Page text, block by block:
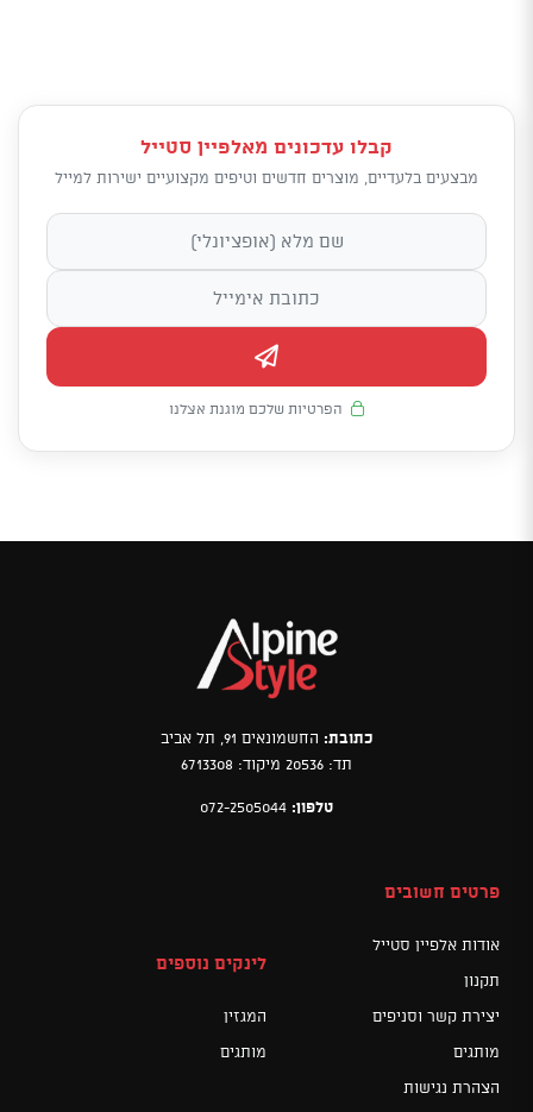
קבלו עדכונים מאלפיין סטייל
מבצעים בלעדיים, מוצרים חדשים וטיפים מקצועיים ישירות למייל
הפרטיות שלכם מוגנת אצלנו
כתובת: החשמונאים 91, תל אביב
תד: 20536 מיקוד: 6713308
טלפון: 072-2505044
פרטים חשובים
אודות אלפיין סטייל
תקנון
יצירת קשר וסניפים
מותגים
הצהרת נגישות
לינקים נוספים
המגזין
מותגים